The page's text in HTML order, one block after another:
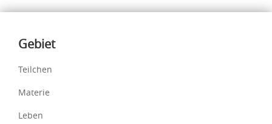
Inhalte
Gebiet
Teilchen
Materie
Leben